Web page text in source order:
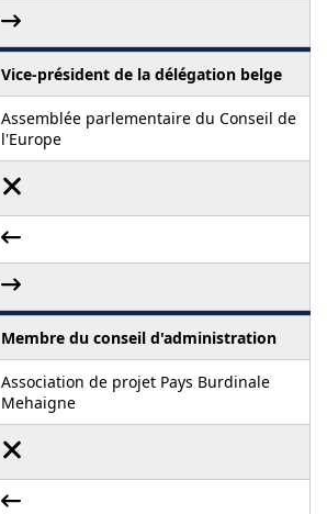
Vice-président de la délégation belge
Assemblée parlementaire du Conseil de
l'Europe
Membre du conseil d'administration
Association de projet Pays Burdinale
Mehaigne